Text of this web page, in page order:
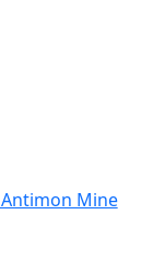
Antimon Mine